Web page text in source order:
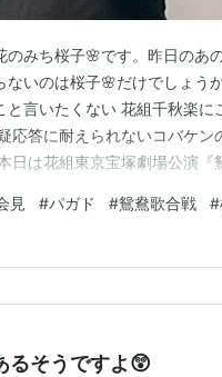
みち桜子🌸です。昨日のあ
ないのは桜子🌸だけでしょう
言いたくない 花組千秋楽に
応答に耐えられないコバケ
日は花組東京宝塚劇場公演『
ナ禍で一度も東西完走を果
が、今回…
見 #パガド #鴛鴦歌合戦 #
るそうですよ😲